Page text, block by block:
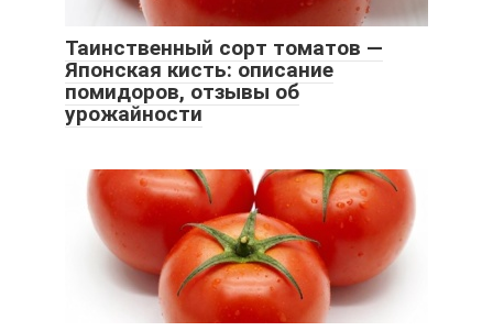
Таинственный сорт томатов —
Японская кисть: описание
помидоров, отзывы об
урожайности